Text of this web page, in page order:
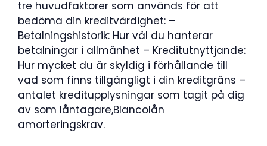
tre huvudfaktorer som används för att
bedöma din kreditvärdighet: –
Betalningshistorik: Hur väl du hanterar
betalningar i allmänhet – Kreditutnyttjande:
Hur mycket du är skyldig i förhållande till
vad som finns tillgängligt i din kreditgräns –
antalet kreditupplysningar som tagit på dig
av som låntagare,Blancolån
amorteringskrav.